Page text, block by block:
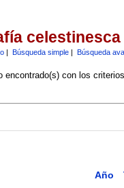
celestinesca
| Búsqueda simple| Búsqueda
encontrado(s) con los
Año